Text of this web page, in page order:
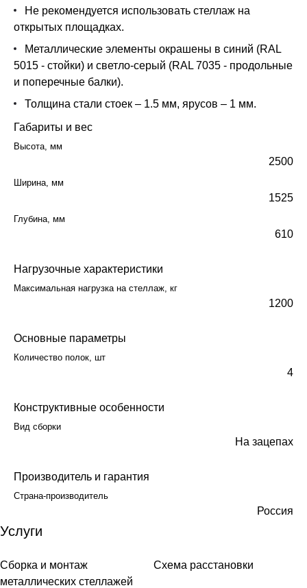
Не рекомендуется использовать стеллаж на
открытых площадках.
Металлические элементы окрашены в синий (RAL
5015 - стойки) и светло-серый (RAL 7035 - продольные
и поперечные балки).
Толщина стали стоек ‒ 1.5 мм, ярусов – 1 мм.
Габариты и вес
Высота, мм
2500
Ширина, мм
1525
Глубина, мм
610
Нагрузочные характеристики
Максимальная нагрузка на стеллаж, кг
1200
Основные параметры
Количество полок, шт
4
Конструктивные особенности
Вид сборки
На зацепах
Производитель и гарантия
Страна-производитель
Россия
Услуги
Сборка и монтаж
металлических стеллажей
Схема расстановки